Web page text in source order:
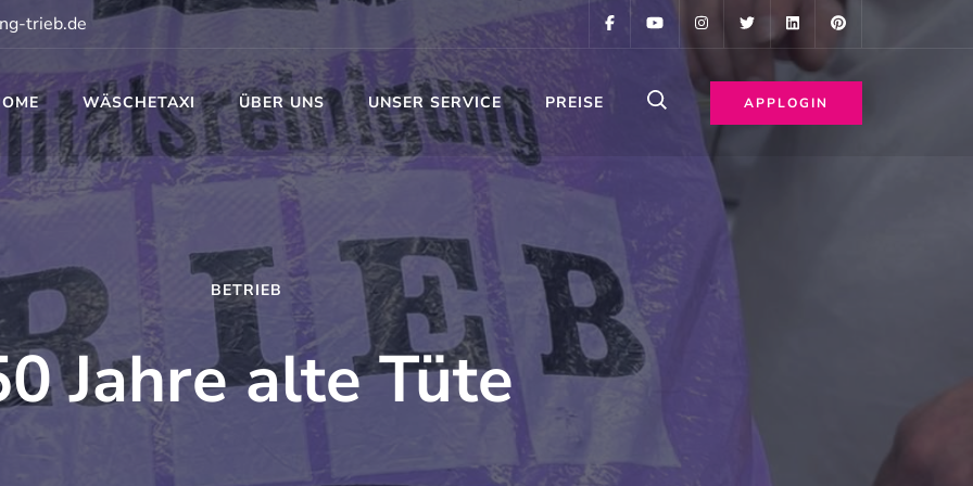
trieb.de
WÄSCHETAXI ÜBER UNS UNSER SERVICE PREISE APPLOGIN
BETRIEB
Jahre alte Tüte